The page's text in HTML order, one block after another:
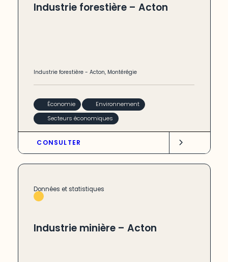
Industrie forestière – Acton
Industrie forestière -Acton, Montérégie
Économie
Environnement
Secteurs économiques
CONSULTER
Données et statistiques
Industrie minière – Acton